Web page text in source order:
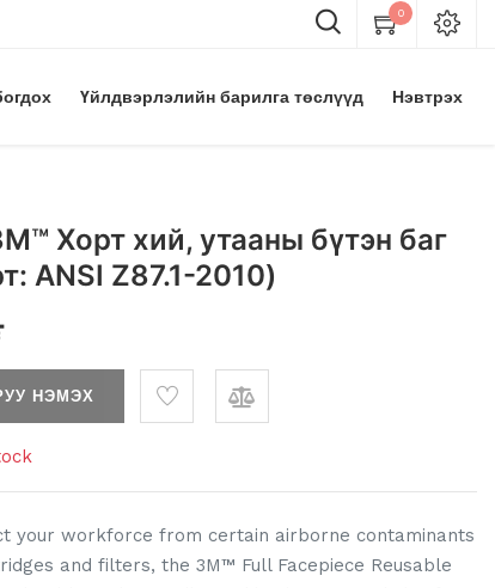
0
Үйлдвэрлэлийн барилга төслүүд Нэвтрэх
Хорт хий, утааны бүтэн баг
ANSI Z87.1-2010)
НЭМЭХ
your workforce from certain airborne contaminants
and filters, the 3M™ Full Facepiece Reusable